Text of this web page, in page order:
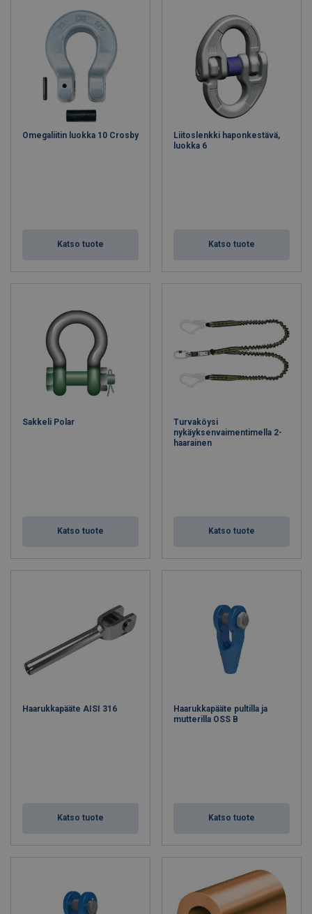
Omegaliitin luokka 10 Crosby
Katso tuote
Liitoslenkki haponkestävä,
luokka 6
Katso tuote
Sakkeli Polar
Katso tuote
Turvaköysi
nykäyksenvaimentimella 2-
haarainen
Katso tuote
Haarukkapääte AISI 316
Katso tuote
Haarukkapääte pultilla ja
mutterilla OSS B
Katso tuote